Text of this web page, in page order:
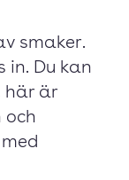
smaker.
in. Du kan
här är
och